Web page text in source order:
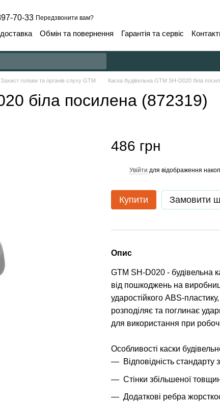
70-33 Передзвонити вам?
Обмін та повернення Гарантія та сервіс
Захист голови та органів слуху GTM Каска будівельна GTM SH-D020 біла
біла посилена (872319)
486 грн
Увійти для відображення
Купити Замовити
Опис
GTM SH-D020 - будівельна
від пошкоджень на
ударостійкого ABS-
розподіляє та поглинає
для використання при
Особливості каски
Відповідність
Стінки збільшеної
Додаткові ребра